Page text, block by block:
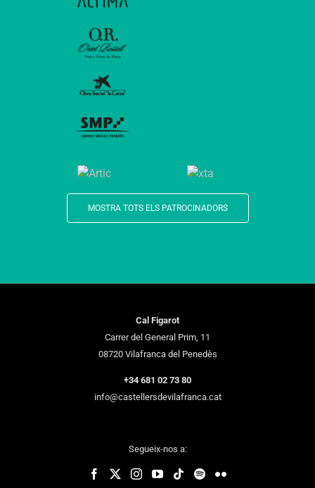
MOSTRA TOTS ELS PATROCINADORS
Cal Figarot
Carrer del General Prim, 11
08720 Vilafranca del Penedès
+34 681 02 73 80
info@castellersdevilafranca.cat
Segueix-nos a: